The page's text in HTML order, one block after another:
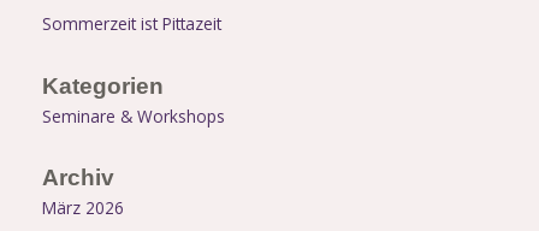
Sommerzeit ist Pittazeit
Kategorien
Seminare & Workshops
Archiv
März 2026